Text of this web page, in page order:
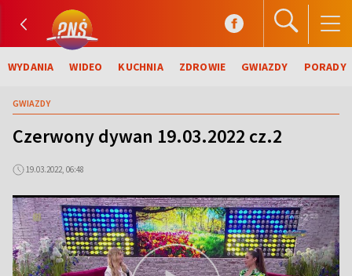
WYDANIA WIDEO KUCHNIA ZDROWIE GWIAZDY PORADY
GWIAZDY
Czerwony dywan 19.03.2022 cz.2
19.03.2022, 06:48